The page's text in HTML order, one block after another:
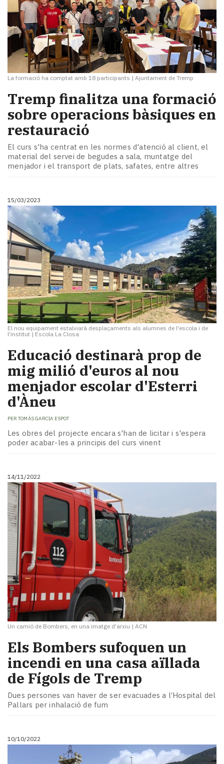
La formació ha comptat amb 18 participants | Ajuntament de Tremp
Tremp finalitza una formació
sobre operacions bàsiques en
restauració
El curs s'ha centrat en les normes d'atenció al client, el
material del servei de begudes a sala, muntatge del
menjador i el transport de plats, safates, entre altres
15/03/2023
El nou equipament estalviarà desplaçaments als alumnes de l'escola i de
l'institut | Escola La Closa
Educació destinarà prop de
mig milió d'euros al nou
menjador escolar d'Esterri
d'Àneu
PER TOMÀS GARCIA ESPOT
Les obres del projecte encara s'han de licitar i s'espera
poder acabar-les a principis del curs vinent
14/11/2022
Un camió de Bombers, en una imatge d'arxiu | ACN
Els Bombers sufoquen un
incendi en una casa aïllada
de Fígols de Tremp
Dues persones van haver de ser evacuades a l’Hospital del
Pallars per inhalació de fum
10/10/2022